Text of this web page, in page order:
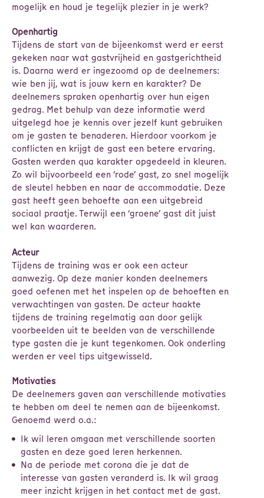
mogelijk en houd je tegelijk plezier in je werk?
Openhartig
Tijdens de start van de bijeenkomst werd er eerst
gekeken naar wat gastvrijheid en gastgerichtheid
is. Daarna werd er ingezoomd op de deelnemers:
wie ben jij, wat is jouw kern en karakter? De
deelnemers spraken openhartig over hun eigen
gedrag. Met behulp van deze informatie werd
uitgelegd hoe je kennis over jezelf kunt gebruiken
om je gasten te benaderen. Hierdoor voorkom je
conflicten en krijgt de gast een betere ervaring.
Gasten werden qua karakter opgedeeld in kleuren.
Zo wil bijvoorbeeld een ‘rode’ gast, zo snel mogelijk
de sleutel hebben en naar de accommodatie. Deze
gast heeft geen behoefte aan een uitgebreid
sociaal praatje. Terwijl een ‘groene’ gast dit juist
wel kan waarderen.
Acteur
Tijdens de training was er ook een acteur
aanwezig. Op deze manier konden deelnemers
goed oefenen met het inspelen op de behoeften en
verwachtingen van gasten. De acteur haakte
tijdens de training regelmatig aan door gelijk
voorbeelden uit te beelden van de verschillende
type gasten die je kunt tegenkomen. Ook onderling
werden er veel tips uitgewisseld.
Motivaties
De deelnemers gaven aan verschillende motivaties
te hebben om deel te nemen aan de bijeenkomst.
Genoemd werd o.a.:
Ik wil leren omgaan met verschillende soorten
gasten en deze goed leren herkennen.
Na de periode met corona die je dat de
interesse van gasten veranderd is. Ik wil graag
meer inzicht krijgen in het contact met de gast.